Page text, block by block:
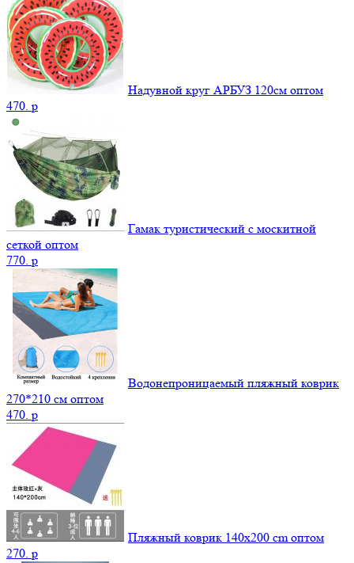
Надувной круг АРБУЗ 120см оптом
470. p
Гамак туристический с москитной
сеткой оптом
770. p
Водонепроницаемый пляжный коврик
270*210 см оптом
470. p
Пляжный коврик 140х200 cm оптом
270. p